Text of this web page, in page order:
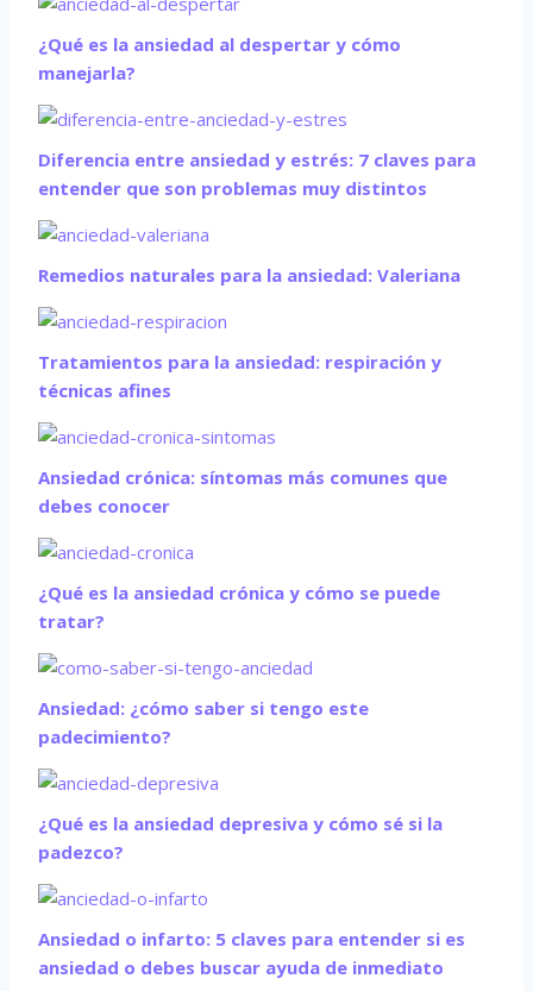
¿Qué es la ansiedad al despertar y cómo
manejarla?
Diferencia entre ansiedad y estrés: 7 claves para
entender que son problemas muy distintos
Remedios naturales para la ansiedad: Valeriana
Tratamientos para la ansiedad: respiración y
técnicas afines
Ansiedad crónica: síntomas más comunes que
debes conocer
¿Qué es la ansiedad crónica y cómo se puede
tratar?
Ansiedad: ¿cómo saber si tengo este
padecimiento?
¿Qué es la ansiedad depresiva y cómo sé si la
padezco?
Ansiedad o infarto: 5 claves para entender si es
ansiedad o debes buscar ayuda de inmediato